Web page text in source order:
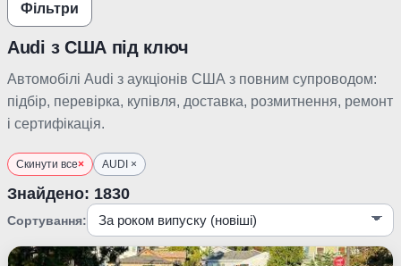
Фільтри
Audi з США під ключ
Автомобілі Audi з аукціонів США з повним супроводом:
підбір, перевірка, купівля, доставка, розмитнення, ремонт
і сертифікація.
Скинути все× AUDI ×
Знайдено: 1830
Сортування:
Під замовлення
Вітаю! Я AI-консультант Stepanych Auto.
Допоможу знайти авто в каталозі, порівняти
варіанти та орієнтовно розрахувати вартість.
Toyota